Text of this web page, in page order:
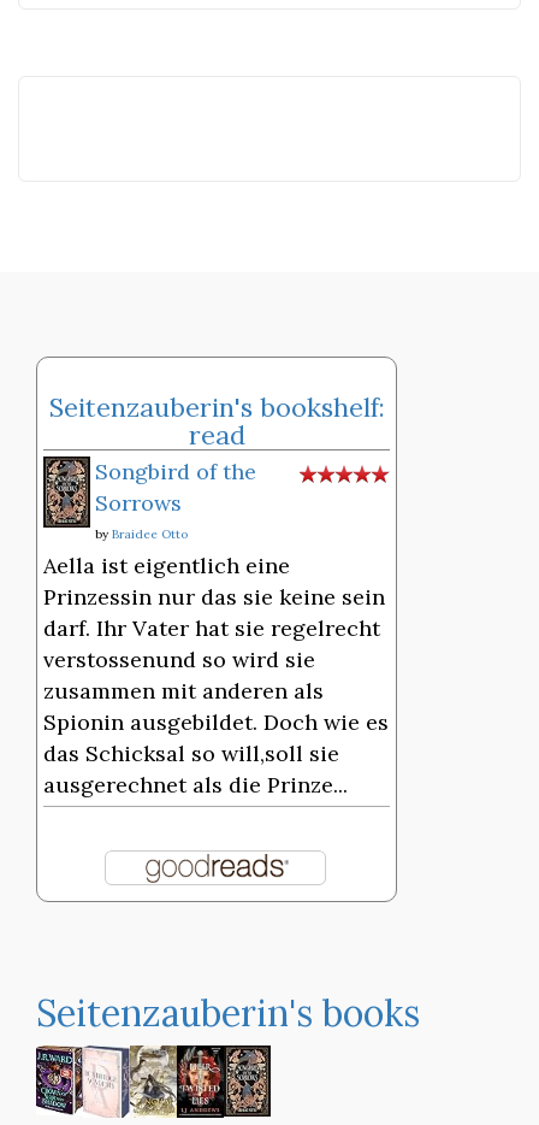
Seitenzauberin's bookshelf:
read
Songbird of the
Sorrows
by Braidee Otto
Aella ist eigentlich eine
Prinzessin nur das sie keine sein
darf. Ihr Vater hat sie regelrecht
verstossenund so wird sie
zusammen mit anderen als
Spionin ausgebildet. Doch wie es
das Schicksal so will,soll sie
ausgerechnet als die Prinze...
Seitenzauberin's books